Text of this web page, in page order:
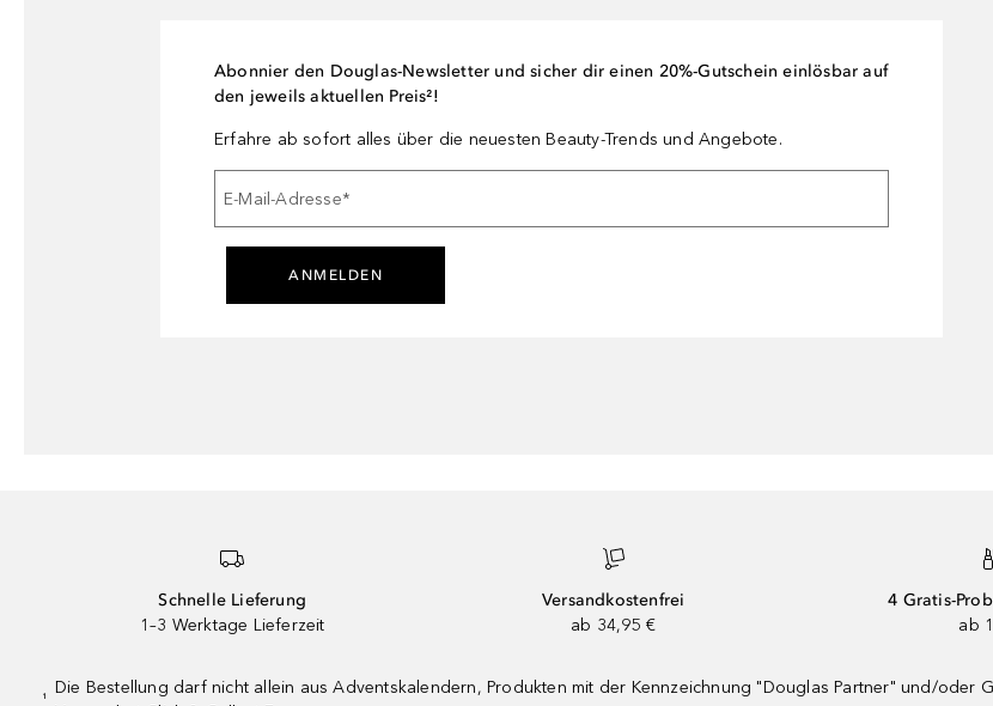
Abonnier den Douglas-Newsletter und sicher dir einen 20%-Gutschein einlösbar auf
den jeweils aktuellen Preis²!
Erfahre ab sofort alles über die neuesten Beauty-Trends und Angebote.
E-Mail-Adresse*
ANMELDEN
Schnelle Lieferung
1–3 Werktage Lieferzeit
Versandkostenfrei
ab 34,95 €
4 Gratis-
ab
¹
Die Bestellung darf nicht allein aus Adventskalendern, Produkten mit der Kennzeichnung "Douglas Partner" und/oder